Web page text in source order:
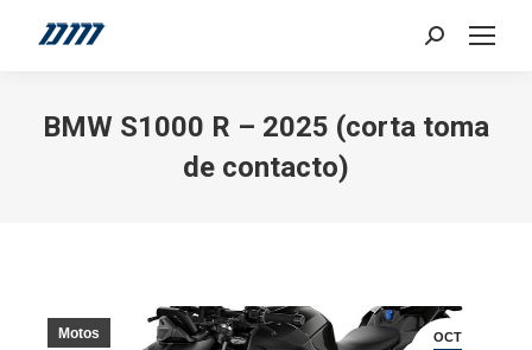
Search:
BMW S1000 R – 2025 (corta toma
de contacto)
OCT
Motos